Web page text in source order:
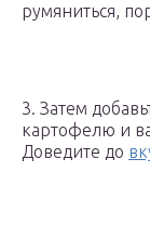
румяниться,
3. Затем
картофелю и
Доведите до